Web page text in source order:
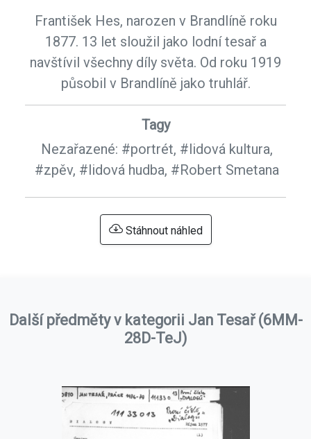
František Hes, narozen v Brandlíně roku
1877. 13 let sloužil jako lodní tesař a
navštívil všechny díly světa. Od roku 1919
působil v Brandlíně jako truhlář.
Tagy
Nezařazené: #portrét, #lidová kultura,
#zpěv, #lidová hudba, #Robert Smetana
Stáhnout náhled
Další předměty v kategorii Jan Tesař (6MM-
28D-TeJ)